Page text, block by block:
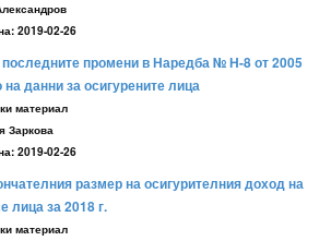
2019-02-26
промени в Наредба № Н-8 от 2005
на данни за осигурените лица
материал
Заркова
2019-02-26
размер на осигурителния доход на
лица за 2018 г.
материал